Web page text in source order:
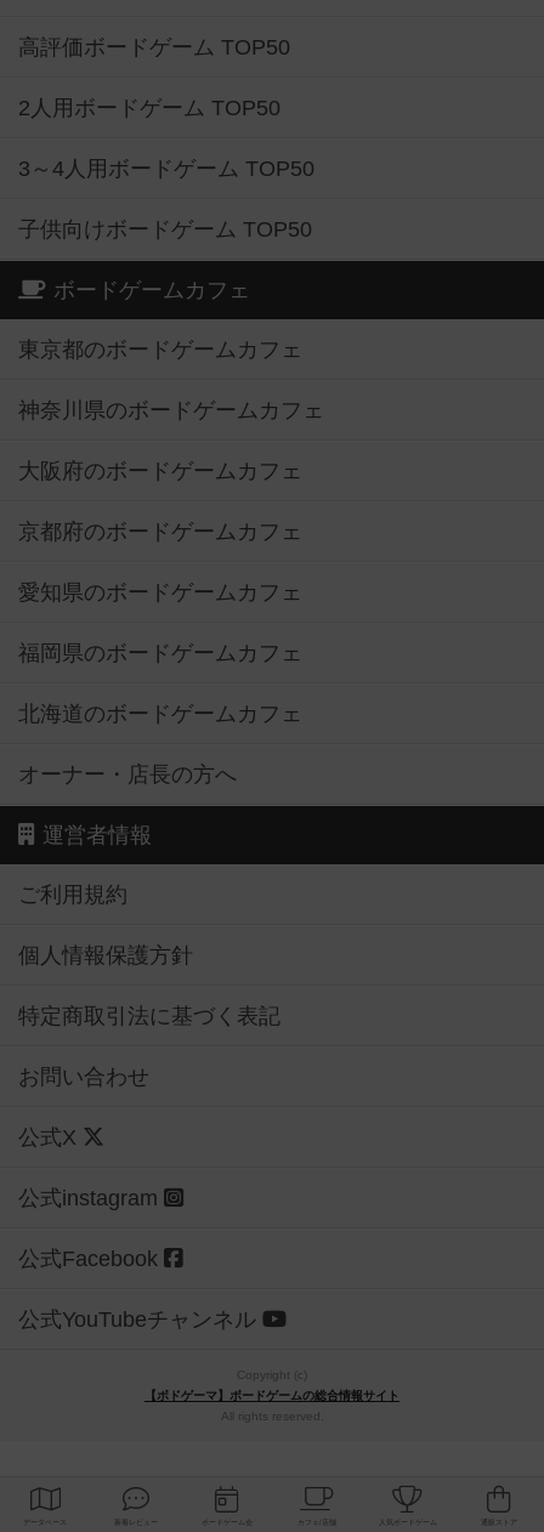
高評価ボードゲーム TOP50
2人用ボードゲーム TOP50
3～4人用ボードゲーム TOP50
子供向けボードゲーム TOP50
ボードゲームカフェ
東京都のボードゲームカフェ
神奈川県のボードゲームカフェ
大阪府のボードゲームカフェ
京都府のボードゲームカフェ
愛知県のボードゲームカフェ
福岡県のボードゲームカフェ
北海道のボードゲームカフェ
オーナー・店長の方へ
運営者情報
ご利用規約
個人情報保護方針
特定商取引法に基づく表記
お問い合わせ
公式X
公式instagram
公式Facebook
公式YouTubeチャンネル
Copyright (c)
【ボドゲーマ】ボードゲームの総合情報サイト
All rights reserved.